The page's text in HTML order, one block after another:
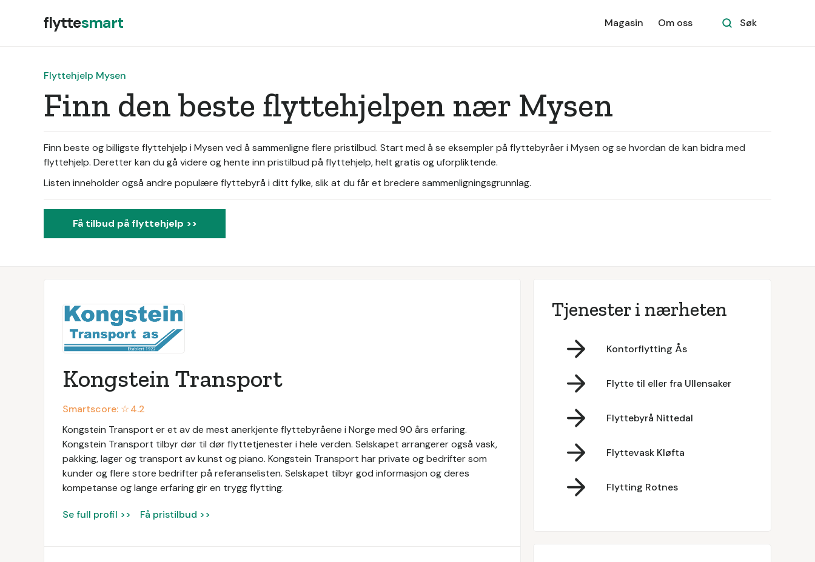
flyttesmart Magasin Om oss Søk
Flyttehjelp Mysen
Finn den beste flyttehjelpen nær Mysen
Finn beste og billigste flyttehjelp i Mysen ved å sammenligne flere pristilbud. Start med å se eksempler på flyttebyråer i Mysen og se hvordan de kan bidra med
flyttehjelp. Deretter kan du gå videre og hente inn pristilbud på flyttehjelp, helt gratis og uforpliktende.
Listen inneholder også andre populære flyttebyrå i ditt fylke, slik at du får et bredere sammenligningsgrunnlag.
Få tilbud på flyttehjelp >>
Kongstein Transport
Smartscore: ☆4.2
Kongstein Transport er et av de mest anerkjente flyttebyråene i Norge med 90 års erfaring.
Kongstein Transport tilbyr dør til dør flyttetjenester i hele verden. Selskapet arrangerer også vask,
pakking, lager og transport av kunst og piano. Kongstein Transport har private og bedrifter som
kunder og flere store bedrifter på referanselisten. Selskapet tilbyr god informasjon og deres
kompetanse og lange erfaring gir en trygg flytting.
Se full profil >> Få pristilbud >>
Tjenester i nærheten
Kontorflytting Ås
Flytte til eller fra Ullensaker
Flyttebyrå Nittedal
Flyttevask Kløfta
Flytting Rotnes